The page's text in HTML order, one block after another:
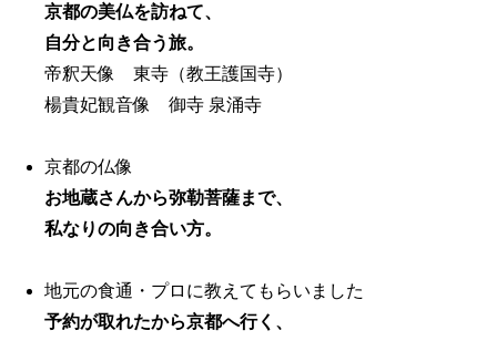
京都の美仏を訪ねて、
自分と向き合う旅。
帝釈天像 東寺（教王護国寺）
楊貴妃観音像 御寺 泉涌寺
京都の仏像
お地蔵さんから弥勒菩薩まで、
私なりの向き合い方。
地元の食通・プロに教えてもらいました
予約が取れたから京都へ行く、